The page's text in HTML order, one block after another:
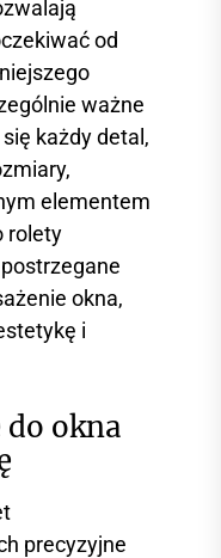
od
ważne
każdy detal,
elementem
rolety
okna,
i
do okna
precyzyjne